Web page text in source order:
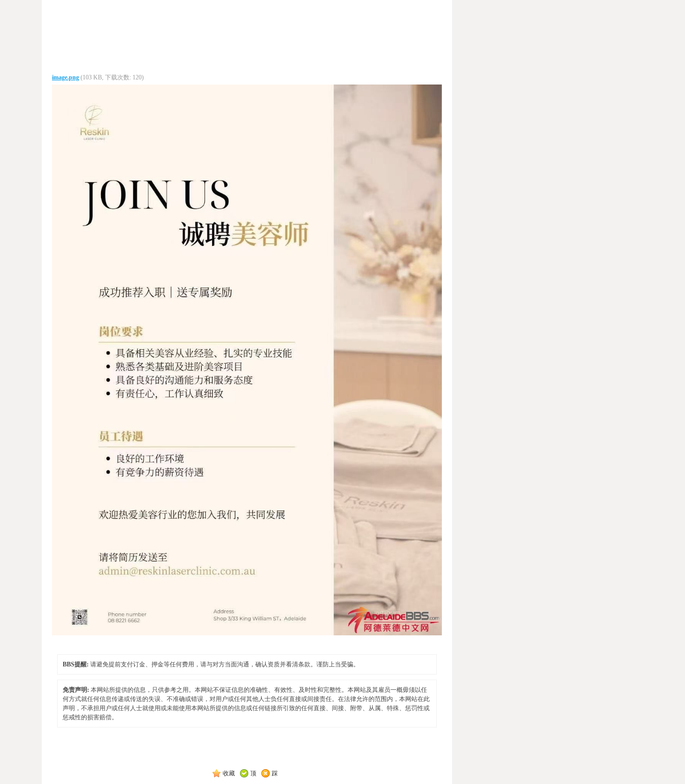
image.png (103 KB, 下载次数: 120)
BBS提醒: 请避免提前支付订金、押金等任何费用，请与对方当面沟通，确认资质并看清条款。谨防上当受骗。
免责声明: 本网站所提供的信息，只供参考之用。本网站不保证信息的准确性、有效性、及时性和完整性。本网站及其雇员一概毋须以任
何方式就任何信息传递或传送的失误、不准确或错误，对用户或任何其他人士负任何直接或间接责任。在法律允许的范围内，本网站在此
声明，不承担用户或任何人士就使用或未能使用本网站所提供的信息或任何链接所引致的任何直接、间接、附带、从属、特殊、惩罚性或
惩戒性的损害赔偿。
收藏 顶 踩